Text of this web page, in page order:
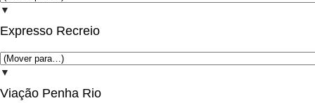
▼
Expresso Recreio
▼
Viação Penha Rio